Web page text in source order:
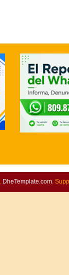
DheTemplate.com.